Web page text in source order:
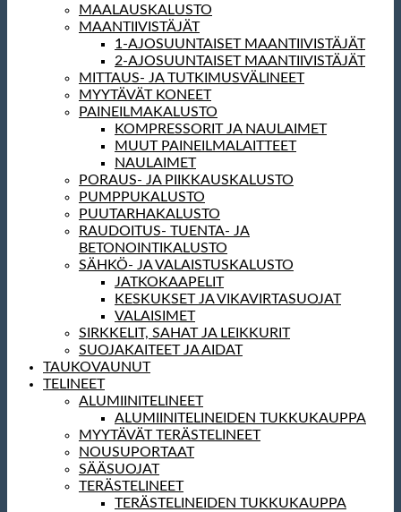
MAALAUSKALUSTO
MAANTIIVISTÄJÄT
1-AJOSUUNTAISET MAANTIIVISTÄJÄT
2-AJOSUUNTAISET MAANTIIVISTÄJÄT
MITTAUS- JA TUTKIMUSVÄLINEET
MYYTÄVÄT KONEET
PAINEILMAKALUSTO
KOMPRESSORIT JA NAULAIMET
MUUT PAINEILMALAITTEET
NAULAIMET
PORAUS- JA PIIKKAUSKALUSTO
PUMPPUKALUSTO
PUUTARHAKALUSTO
RAUDOITUS- TUENTA- JA
BETONOINTIKALUSTO
SÄHKÖ- JA VALAISTUSKALUSTO
JATKOKAAPELIT
KESKUKSET JA VIKAVIRTASUOJAT
VALAISIMET
SIRKKELIT, SAHAT JA LEIKKURIT
SUOJAKAITEET JA AIDAT
TAUKOVAUNUT
TELINEET
ALUMIINITELINEET
ALUMIINITELINEIDEN TUKKUKAUPPA
MYYTÄVÄT TERÄSTELINEET
NOUSUPORTAAT
SÄÄSUOJAT
TERÄSTELINEET
TERÄSTELINEIDEN TUKKUKAUPPA